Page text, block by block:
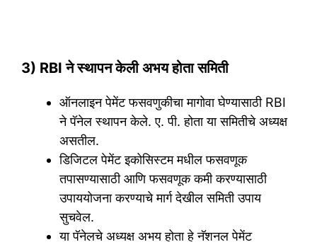
3) RBI ने स्थापन केली अभय होता समिती
ऑनलाइन पेमेंट फसवणुकीचा मागोवा घेण्यासाठी RBI
ने पॅनेल स्थापन केले. ए. पी. होता या समितीचे अध्यक्ष
असतील.
डिजिटल पेमेंट इकोसिस्टम मधील फसवणूक
तपासण्यासाठी आणि फसवणूक कमी करण्यासाठी
उपाययोजना करण्याचे मार्ग देखील समिती उपाय
सुचवेल.
या पॅनेलचे अध्यक्ष अभय होता हे नॅशनल पेमेंट